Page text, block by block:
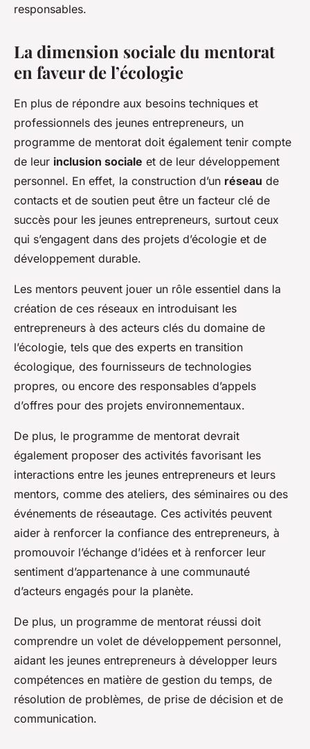
responsables.
La dimension sociale du mentorat
en faveur de l’écologie
En plus de répondre aux besoins techniques et
professionnels des jeunes entrepreneurs, un
programme de mentorat doit également tenir compte
de leur inclusion sociale et de leur développement
personnel. En effet, la construction d’un réseau de
contacts et de soutien peut être un facteur clé de
succès pour les jeunes entrepreneurs, surtout ceux
qui s’engagent dans des projets d’écologie et de
développement durable.
Les mentors peuvent jouer un rôle essentiel dans la
création de ces réseaux en introduisant les
entrepreneurs à des acteurs clés du domaine de
l’écologie, tels que des experts en transition
écologique, des fournisseurs de technologies
propres, ou encore des responsables d’appels
d’offres pour des projets environnementaux.
De plus, le programme de mentorat devrait
également proposer des activités favorisant les
interactions entre les jeunes entrepreneurs et leurs
mentors, comme des ateliers, des séminaires ou des
événements de réseautage. Ces activités peuvent
aider à renforcer la confiance des entrepreneurs, à
promouvoir l’échange d’idées et à renforcer leur
sentiment d’appartenance à une communauté
d’acteurs engagés pour la planète.
De plus, un programme de mentorat réussi doit
comprendre un volet de développement personnel,
aidant les jeunes entrepreneurs à développer leurs
compétences en matière de gestion du temps, de
résolution de problèmes, de prise de décision et de
communication.